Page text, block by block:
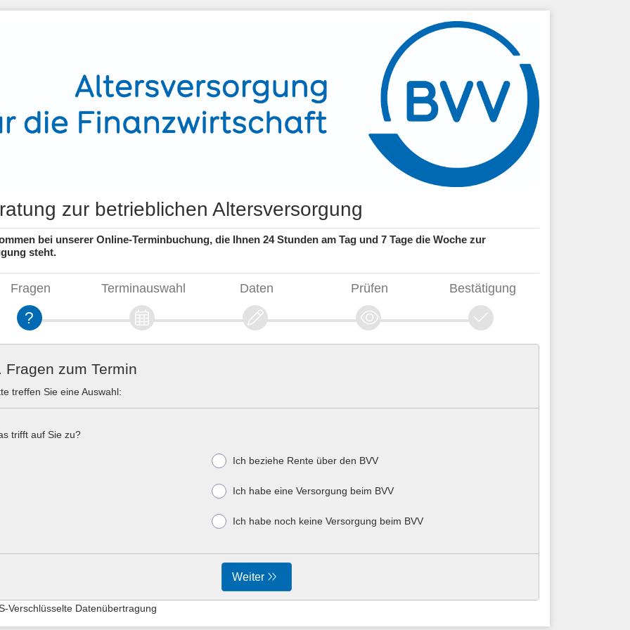
zur betrieblichen Altersversorgung
bei unserer Online-Terminbuchung, die Ihnen 24 Stunden am Tag und 7 Tage die Woche zur
steht.
Fragen Terminauswahl Daten Prüfen Bestätigung
Fragen zum Termin
treffen Sie eine Auswahl:
trifft auf Sie zu?
Ich beziehe Rente über den BVV
Ich habe eine Versorgung beim BVV
Ich habe noch keine Versorgung beim BVV
Weiter
Verschlüsselte Datenübertragung